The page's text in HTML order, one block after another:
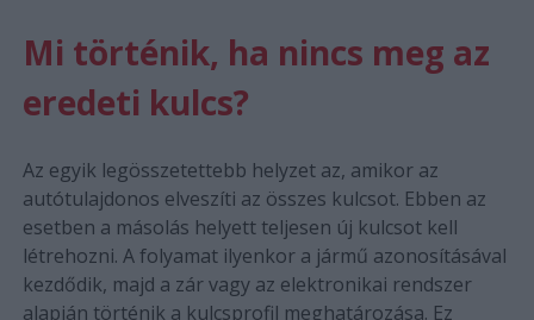
Mi történik, ha nincs meg az
eredeti kulcs?
Az egyik legösszetettebb helyzet az, amikor az
autótulajdonos elveszíti az összes kulcsot. Ebben az
esetben a másolás helyett teljesen új kulcsot kell
létrehozni. A folyamat ilyenkor a jármű azonosításával
kezdődik, majd a zár vagy az elektronikai rendszer
alapján történik a kulcsprofil meghatározása. Ez